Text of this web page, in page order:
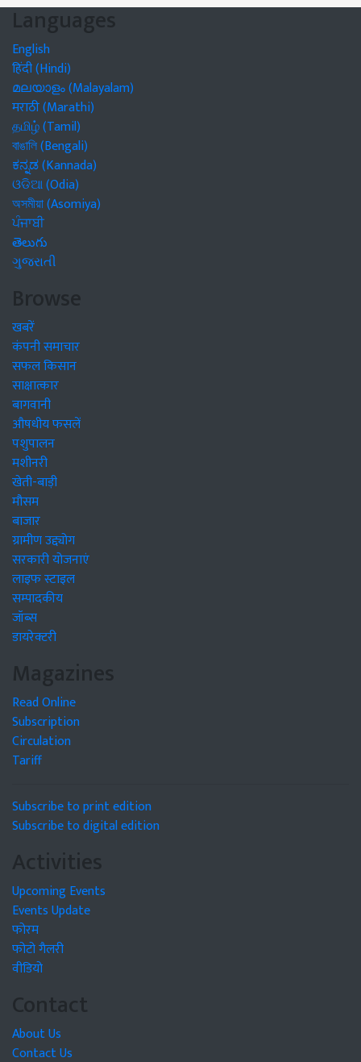
Languages
English
हिंदी (Hindi)
മലയാളം (Malayalam)
मराठी (Marathi)
தமிழ் (Tamil)
বাঙালি (Bengali)
ಕನ್ನಡ (Kannada)
ଓଡିଆ (Odia)
অসমীয়া (Asomiya)
ਪੰਜਾਬੀ
తెలుగు
ગુજરાતી
Browse
खबरें
कंपनी समाचार
सफल किसान
साक्षात्कार
बागवानी
औषधीय फसलें
पशुपालन
मशीनरी
खेती-बाड़ी
मौसम
बाजार
ग्रामीण उद्द्योग
सरकारी योजनाएं
लाइफ स्टाइल
सम्पादकीय
जॉब्स
डायरेक्टरी
Magazines
Read Online
Subscription
Circulation
Tariff
Subscribe to print edition
Subscribe to digital edition
Activities
Upcoming Events
Events Update
फोरम
फोटो गैलरी
वीडियो
Contact
About Us
Contact Us